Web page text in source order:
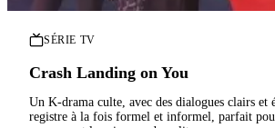
SÉRIE TV
Crash Landing on You
Un K-drama culte, avec des dialogues clairs et
registre à la fois formel et informel, parfait